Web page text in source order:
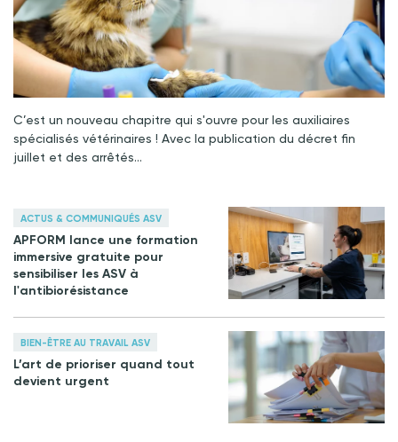
C’est un nouveau chapitre qui s'ouvre pour les auxiliaires
spécialisés vétérinaires ! Avec la publication du décret fin
juillet et des arrêtés…
ACTUS & COMMUNIQUÉS ASV
APFORM lance une formation
immersive gratuite pour
sensibiliser les ASV à
l'antibiorésistance
BIEN-ÊTRE AU TRAVAIL ASV
L’art de prioriser quand tout
devient urgent